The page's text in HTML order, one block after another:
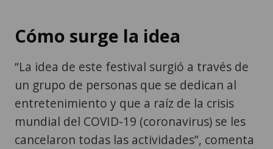
Cómo surge la idea
“La idea de este festival surgió a través de
un grupo de personas que se dedican al
entretenimiento y que a raíz de la crisis
mundial del COVID-19 (coronavirus) se les
cancelaron todas las actividades”, comenta